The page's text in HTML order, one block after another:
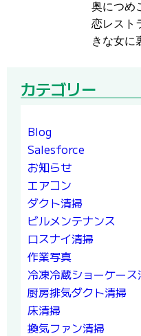
奥につめ
恋レスト
きな女に
カテゴリー
Blog
Salesforce
お知らせ
エアコン
ダクト清掃
ビルメンテナンス
ロスナイ清掃
作業写真
冷凍冷蔵ショーケース
厨房排気ダクト清掃
床清掃
換気ファン清掃